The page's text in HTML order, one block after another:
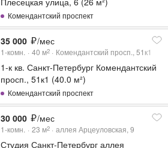
Комендантский проспект
35 000 /мес
1-комн. 40 м2 Комендантский просп., 51к1
1-к кв. Санкт-Петербург Комендантский
просп., 51к1 (40.0 м²)
Комендантский проспект
30 000 /мес
1-комн. 23 м2 аллея Арцеуловская, 9
Студия Санкт-Петербург аллея